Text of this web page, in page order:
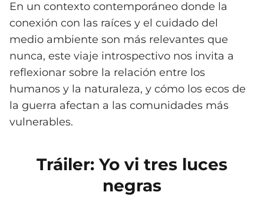
En un contexto contemporáneo donde la
conexión con las raíces y el cuidado del
medio ambiente son más relevantes que
nunca, este viaje introspectivo nos invita a
reflexionar sobre la relación entre los
humanos y la naturaleza, y cómo los ecos de
la guerra afectan a las comunidades más
vulnerables.
Tráiler: Yo vi tres luces
negras